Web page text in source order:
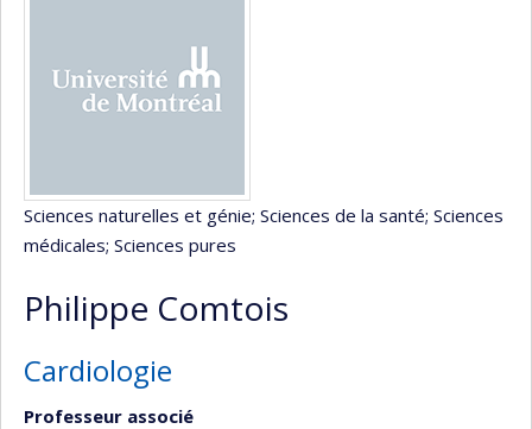
Sciences naturelles et génie; Sciences de la santé; Sciences
médicales; Sciences pures
Philippe Comtois
Cardiologie
Professeur associé